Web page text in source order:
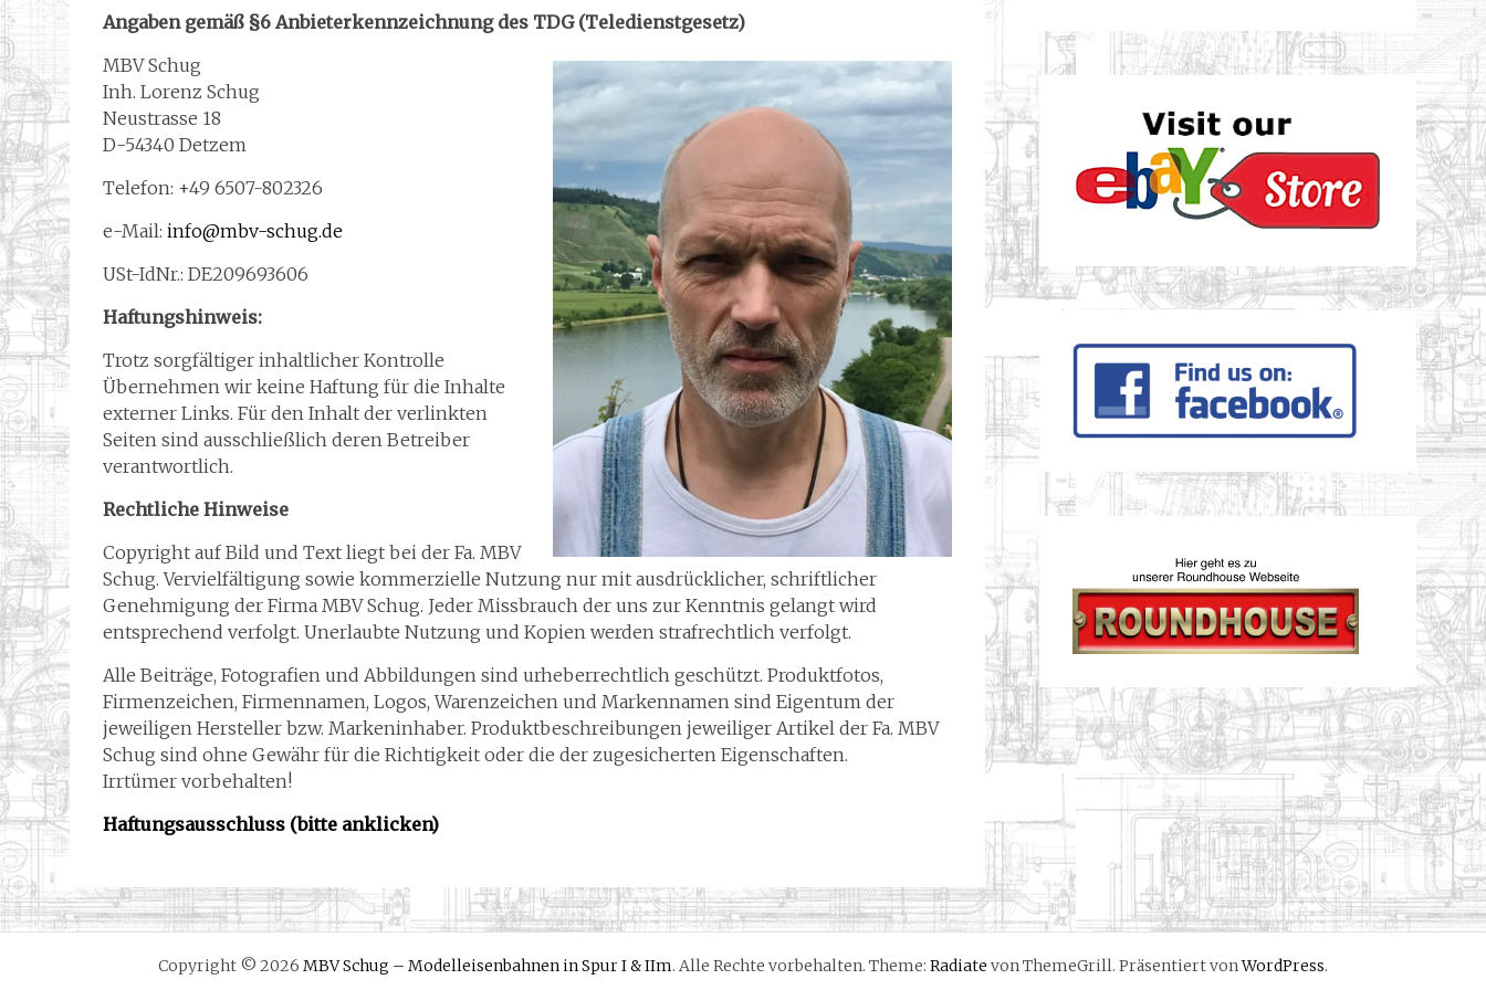
Angaben gemäß §6 Anbieterkennzeichnung des TDG (Teledienstgesetz)
MBV Schug
Inh. Lorenz Schug
Neustrasse 18
D-54340 Detzem
Telefon: +49 6507-802326
e-Mail: info@mbv-schug.de
USt-IdNr.: DE209693606
Haftungshinweis:
Trotz sorgfältiger inhaltlicher Kontrolle
Übernehmen wir keine Haftung für die Inhalte
externer Links. Für den Inhalt der verlinkten
Seiten sind ausschließlich deren Betreiber
verantwortlich.
Rechtliche Hinweise
Copyright auf Bild und Text liegt bei der Fa. MBV
Schug. Vervielfältigung sowie kommerzielle Nutzung nur mit ausdrücklicher, schriftlicher
Genehmigung der Firma MBV Schug. Jeder Missbrauch der uns zur Kenntnis gelangt wird
entsprechend verfolgt. Unerlaubte Nutzung und Kopien werden strafrechtlich verfolgt.
Alle Beiträge, Fotografien und Abbildungen sind urheberrechtlich geschützt. Produktfotos,
Firmenzeichen, Firmennamen, Logos, Warenzeichen und Markennamen sind Eigentum der
jeweiligen Hersteller bzw. Markeninhaber. Produktbeschreibungen jeweiliger Artikel der Fa. MBV
Schug sind ohne Gewähr für die Richtigkeit oder die der zugesicherten Eigenschaften.
Irrtümer vorbehalten!
Haftungsausschluss (bitte anklicken)
Copyright © 2026 MBV Schug – Modelleisenbahnen in Spur I & IIm. Alle Rechte vorbehalten. Theme: Radiate von ThemeGrill. Präsentiert vonWordPress.